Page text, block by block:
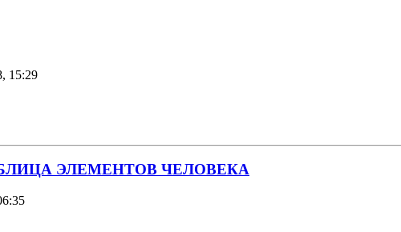
15:29
ЭЛЕМЕНТОВ ЧЕЛОВЕКА